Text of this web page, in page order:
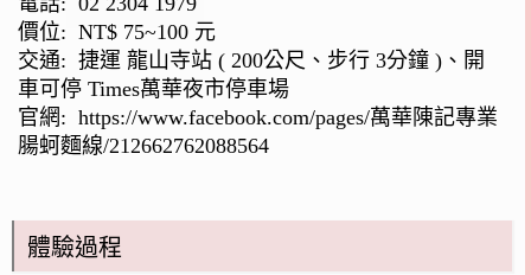
價位: NT$ 75~100 元
交通: 捷運 龍山寺站 ( 200公尺、步行 3分鐘 )、開
車可停 Times萬華夜市停車場
官網: https://www.facebook.com/pages/萬華陳記專業
腸蚵麵線/212662762088564
體驗過程